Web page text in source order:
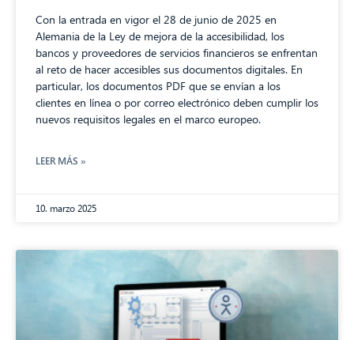
Con la entrada en vigor el 28 de junio de 2025 en
Alemania de la Ley de mejora de la accesibilidad, los
bancos y proveedores de servicios financieros se enfrentan
al reto de hacer accesibles sus documentos digitales. En
particular, los documentos PDF que se envían a los
clientes en línea o por correo electrónico deben cumplir los
nuevos requisitos legales en el marco europeo.
LEER MÁS »
10. marzo 2025